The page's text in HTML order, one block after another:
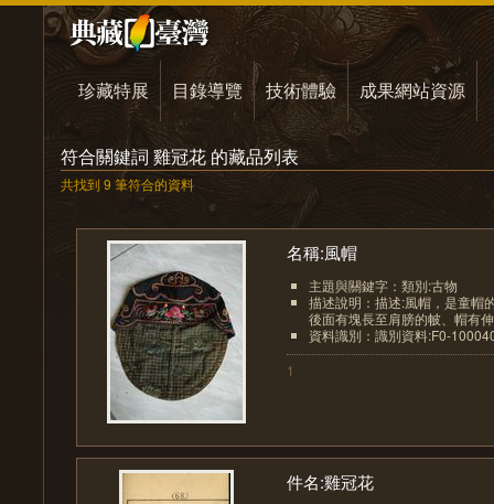
珍藏特展 目錄導覽 技術體驗 成果網站資源
符合關鍵詞 雞冠花 的藏品列表
共找到 9 筆符合的資料
名稱:風帽
主題與關鍵字：類別:古物
描述說明：描述:風帽，是童帽
後面有塊長至肩膀的帔、帽有
資料識別：識別資料:F0-
1
件名:雞冠花